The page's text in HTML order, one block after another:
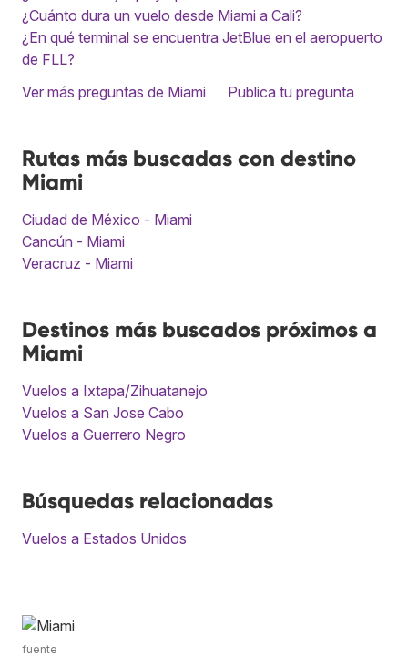
¿Cuánto dura un vuelo desde Miami a Cali?
¿En qué terminal se encuentra JetBlue en el aeropuerto
de FLL?
Ver más preguntas de Miami
Publica tu pregunta
Rutas más buscadas con destino
Miami
Ciudad de México - Miami
Cancún - Miami
Veracruz - Miami
Destinos más buscados próximos a
Miami
Vuelos a Ixtapa/Zihuatanejo
Vuelos a San Jose Cabo
Vuelos a Guerrero Negro
Búsquedas relacionadas
Vuelos a Estados Unidos
fuente